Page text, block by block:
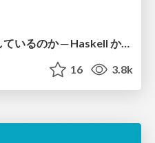
アルゴリズムは何を圧縮しているのか ─ Haskell から育った「圧縮代数」というメンタルモデル
16 3.8k